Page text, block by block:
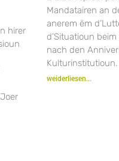
hirer
Mandatairen an
anerem ëm
d’Situatioun
nach den
Kulturinstitutioun.
weiderliesen...